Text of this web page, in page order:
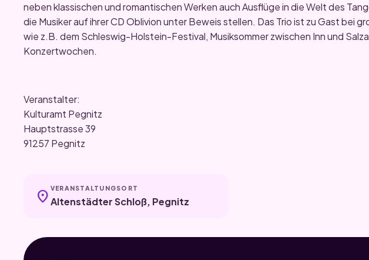
neben klassischen und romantischen Werken auch Ausflüge in die Welt des
die Musiker auf ihrer CD Oblivion unter Beweis stellen. Das Trio ist zu Gast bei
wie z.B. dem Schleswig-Holstein-Festival, Musiksommer zwischen Inn und
Konzertwochen.
Veranstalter:
Kulturamt Pegnitz
Hauptstrasse 39
91257 Pegnitz
location_on VERANSTALTUNGSORT
Altenstädter Schloß, Pegnitz